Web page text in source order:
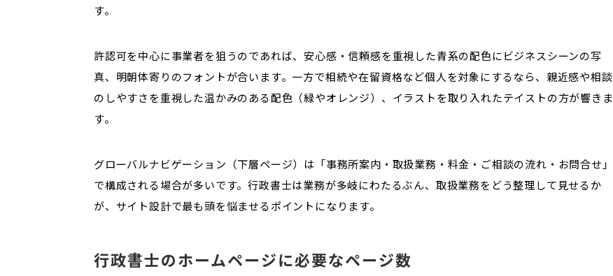
す。
許認可を中心に事業者を狙うのであれば、安心感・信頼感を重視した青系の配色にビジネスシーンの写
真、明朝体寄りのフォントが合います。一方で相続や在留資格など個人を対象にするなら、親近感や相談
のしやすさを重視した温かみのある配色（緑やオレンジ）、イラストを取り入れたテイストの方が響きま
す。
グローバルナビゲーション（下層ページ）は「事務所案内・取扱業務・料金・ご相談の流れ・お問合せ」
で構成される場合が多いです。行政書士は業務が多岐にわたるぶん、取扱業務をどう整理して見せるか
が、サイト設計で最も頭を悩ませるポイントになります。
行政書士のホームページに必要なページ数